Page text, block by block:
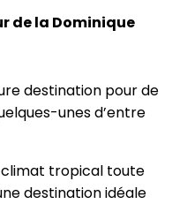
de la Dominique
destination pour de
unes d’entre
climat tropical toute
destination idéale